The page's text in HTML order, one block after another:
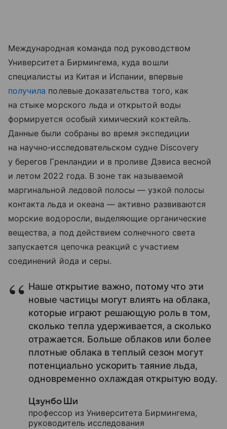
Международная команда под руководством
Университета Бирмингема, куда вошли
специалисты из Китая и Испании, впервые
получила полевые доказательства того, как
на стыке морского льда и открытой воды
формируется особый химический коктейль.
Данные были собраны во время экспедиции
на научно‑исследовательском судне Discovery
у берегов Гренландии и в проливе Дэвиса весной
и летом 2022 года. В зоне так называемой
маргинальной ледовой полосы — узкой полосы
контакта льда и океана — активно развиваются
морские водоросли, выделяющие органические
вещества, а под действием солнечного света
запускается цепочка реакций с участием
соединений йода и серы.
Наше открытие важно, потому что эти
новые частицы могут влиять на облака,
которые играют решающую роль в том,
сколько тепла удерживается, а сколько
отражается. Больше облаков или более
плотные облака в теплый сезон могут
потенциально ускорить таяние льда,
одновременно охлаждая открытую воду.
Цзунбо Ши
профессор из Университета Бирмингема,
руководитель исследования